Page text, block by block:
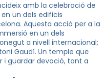
amb la celebració de
un dels edificis
Aquesta acció per a la
en un dels
a nivell internacional;
Gaudí. Un temple que
i guardar devoció, tant a